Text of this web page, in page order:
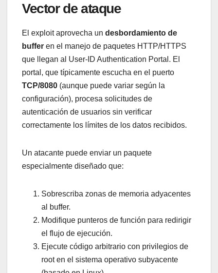
Vector de ataque
El exploit aprovecha un desbordamiento de
buffer en el manejo de paquetes HTTP/HTTPS
que llegan al User-ID Authentication Portal. El
portal, que típicamente escucha en el puerto
TCP/8080 (aunque puede variar según la
configuración), procesa solicitudes de
autenticación de usuarios sin verificar
correctamente los límites de los datos recibidos.
Un atacante puede enviar un paquete
especialmente diseñado que:
Sobrescriba zonas de memoria adyacentes
al buffer.
Modifique punteros de función para redirigir
el flujo de ejecución.
Ejecute código arbitrario con privilegios de
root en el sistema operativo subyacente